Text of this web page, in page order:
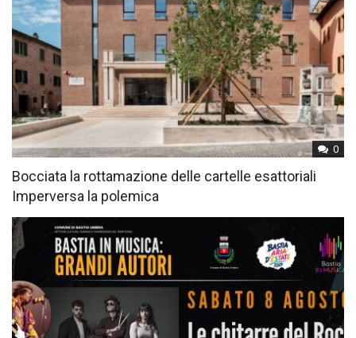
0
Bocciata la rottamazione delle cartelle esattoriali
Imperversa la polemica